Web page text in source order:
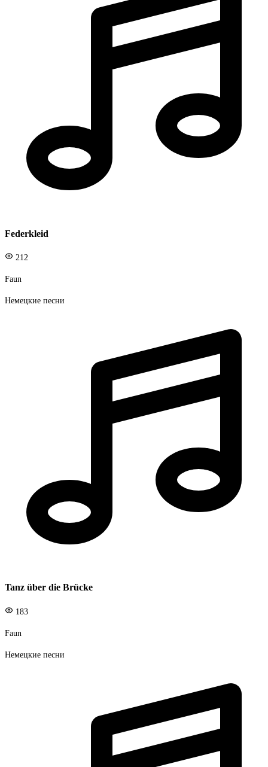
Federkleid
212
Faun
Немецкие песни
Tanz über die Brücke
183
Faun
Немецкие песни